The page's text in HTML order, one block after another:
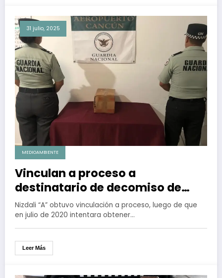
31 julio, 2025
MEDIOAMBIENTE
Vinculan a proceso a
destinatario de decomiso de
totoaba en aeropuerto de
Cancún
Nizdali “A” obtuvo vinculación a proceso, luego de que
en julio de 2020 intentara obtener…
Leer Más